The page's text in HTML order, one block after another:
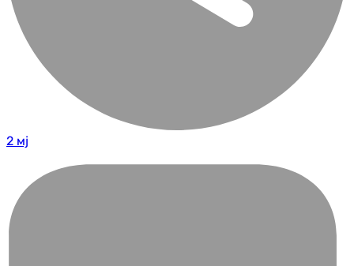
2 мј